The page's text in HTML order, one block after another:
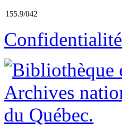
155.9/042
Confidentialité